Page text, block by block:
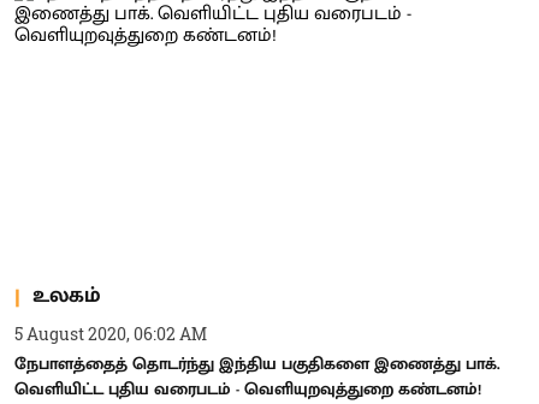
உலகம்
5 August 2020, 06:02 AM
நேபாளத்தைத் தொடர்ந்து இந்திய பகுதிகளை இணைத்து பாக்.
வெளியிட்ட புதிய வரைபடம் - வெளியுறவுத்துறை கண்டனம்!